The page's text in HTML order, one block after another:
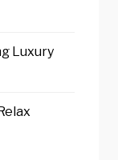
Luxury